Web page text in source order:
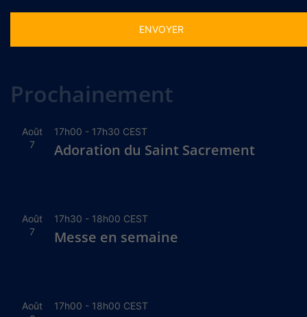
Prochainement
Août
7
17h00 - 17h30 CEST
Adoration du Saint Sacrement
Août
7
17h30 - 18h00 CEST
Messe en semaine
Août
17h00 - 18h00 CEST